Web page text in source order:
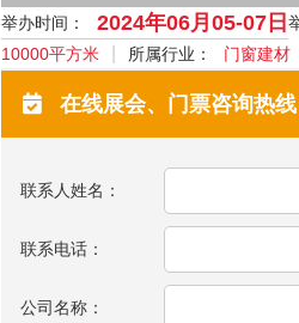
举办时间： 2024年06月05-07日
10000平方米
所属行业： 门窗建材
在线展会、门票咨询热
联系人姓名：
联系电话：
公司名称：